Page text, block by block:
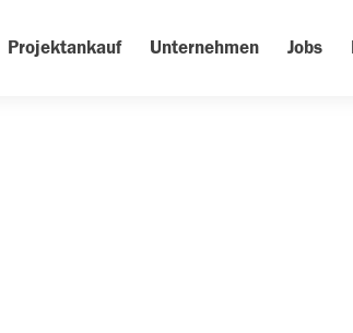
Projektankauf Unternehmen Jobs